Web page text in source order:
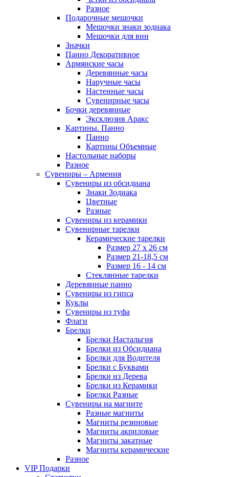
Разное
Подарочные мешочки
Мешочки знаки зодиака
Мешочки для вин
Значки
Панно Декоративное
Армянские часы
Деревянные часы
Наручные часы
Настенные часы
Сувенирные часы
Бочки деревянные
Эксклюзив Аракс
Картины. Панно
Панно
Картины Объемные
Настольные наборы
Разное
Сувениры – Армения
Сувениры из обсидиана
Знаки Зодиака
Цветные
Разные
Сувениры из керамики
Сувенирные тарелки
Керамические тарелки
Размер 27 х 26 см
Размер 21-18,5 см
Размер 16 - 14 см
Стеклянные тарелки
Деревянные панно
Сувениры из гипса
Куклы
Сувениры из туфа
Флаги
Брелки
Брелки Настальгия
Брелки из Обсидиана
Брелки для Водителя
Брелки с Буквами
Брелки из Дерева
Брелки из Керамики
Брелки Разные
Сувениры на магните
Разные магниты
Магниты резиновые
Магниты акриловые
Магниты закатные
Магниты керамические
Разное
VIP Подарки